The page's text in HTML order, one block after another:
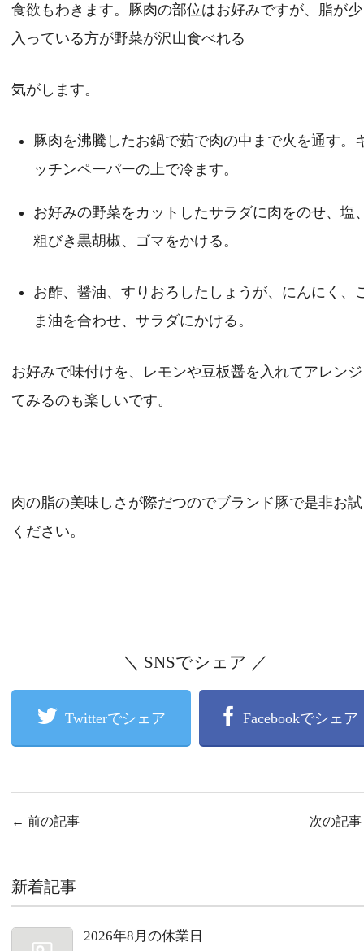
食欲もわきます。豚肉の部位はお好みですが、脂が
入っている方が野菜が沢山食べれる
気がします。
豚肉を沸騰したお鍋で茹で肉の中まで火を通す。
ッチンペーパーの上で冷ます。
お好みの野菜をカットしたサラダに肉をのせ、塩
粗びき黒胡椒、ゴマをかける。
お酢、醤油、すりおろしたしょうが、にんにく、
ま油を合わせ、サラダにかける。
お好みで味付けを、レモンや豆板醤を入れてアレン
てみるのも楽しいです。
肉の脂の美味しさが際だつのでブランド豚で是非お
ください。
＼ SNSでシェア ／
Twitterでシェア Facebookでシェア
← 前の記事 次の記事
新着記事
2026年8月の休業日